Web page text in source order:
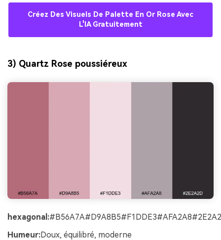
Créez Des Visuels De Palette En Or Rose Avec
L'IA Gratuitement
3) Quartz Rose poussiéreux
hexagonal:
Humeur:Doux, équilibré, moderne